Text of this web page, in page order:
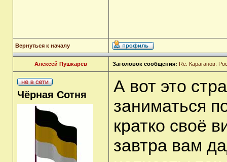
Вернуться к началу
Алексей Пушкарёв Заголовок сообщения: Re: Караганов:
Чёрная Сотня
А вот это
заниматься
кратко своё
завтра вам